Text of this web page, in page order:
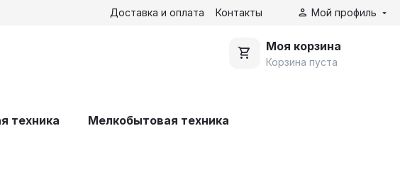
Доставка и оплата Контакты Мой профиль
Моя корзина
Корзина пуста
техника Мелкобытовая техника